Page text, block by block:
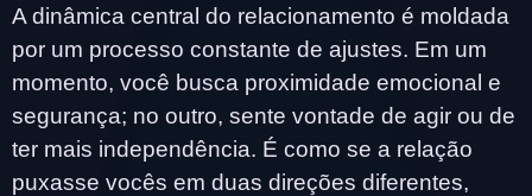
A dinâmica central do relacionamento é moldada
por um processo constante de ajustes. Em um
momento, você busca proximidade emocional e
segurança; no outro, sente vontade de agir ou de
ter mais independência. É como se a relação
puxasse vocês em duas direções diferentes,